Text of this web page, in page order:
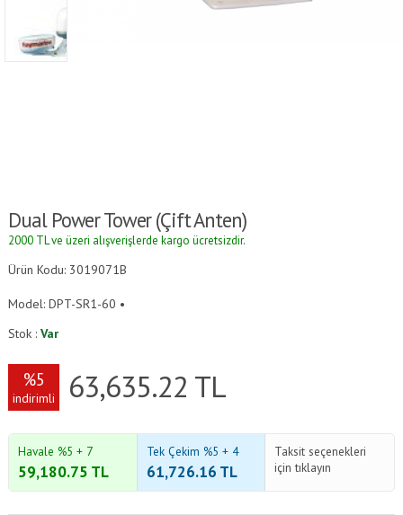
Dual Power Tower (çift Anten)
2000 TL ve üzeri alışverişlerde kargo ücretsizdir.
Ürün Kodu: 3019071B
Model: DPT-SR1-60 •
Stok :Var
%5
indirimli 63,635.22 TL
Havale %5 + 7
59,180.75 TL
Tek Çekim %5 + 4
61,726.16 TL
Taksit seçenekleri
için tıklayın